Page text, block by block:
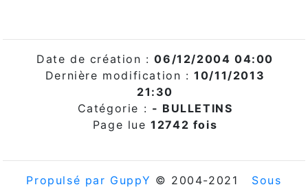
Date de création :06/12/2004 04:00
Dernière modification :10/11/2013
21:30
Catégorie : - BULLETINS
Page lue12742 fois
Propulsé par GuppY © 2004-2021 Sous